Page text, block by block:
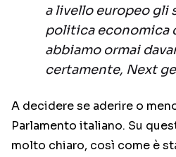
a livello europeo gli
politica economica
abbiamo ormai
certamente, Next
A decidere se aderire o
Parlamento italiano. Su
molto chiaro, così come è